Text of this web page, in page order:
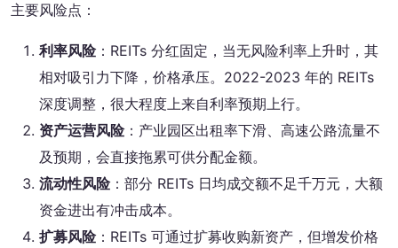
主要风险点：
利率风险：REITs 分红固定，当无风险利率上升时，其
相对吸引力下降，价格承压。2022-2023 年的 REITs
深度调整，很大程度上来自利率预期上行。
资产运营风险：产业园区出租率下滑、高速公路流量不
及预期，会直接拖累可供分配金额。
流动性风险：部分 REITs 日均成交额不足千万元，大额
资金进出有冲击成本。
扩募风险：REITs 可通过扩募收购新资产，但增发价格